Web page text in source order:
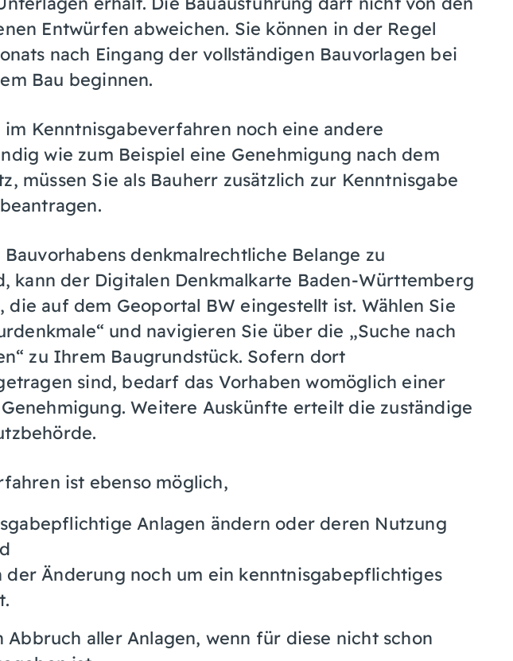
Entwürfen abweichen. Sie können in der Regel
nach Eingang der vollständigen Bauvorlagen bei
Bau beginnen.
Kenntnisgabeverfahren noch eine andere
wie zum Beispiel eine Genehmigung nach dem
müssen Sie als Bauherr zusätzlich zur Kenntnisgabe
denkmalrechtliche Belange zu
kann der Digitalen Denkmalkarte Baden-Württemberg
die auf dem Geoportal BW eingestellt ist. Wählen Sie
und navigieren Sie über die „Suche nach
zu Ihrem Baugrundstück. Sofern dort
sind, bedarf das Vorhaben womöglich einer
Weitere Auskünfte erteilt die zuständige
ist ebenso möglich,
Anlagen ändern oder deren Nutzung
der Änderung noch um ein kenntnisgabepflichtiges
Abbruch aller Anlagen, wenn für diese nicht schon